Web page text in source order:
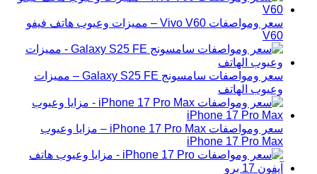
سعر ومواصفات Vivo V60 – مميزات وعيوب هاتف فيفو
V60
سعر ومواصفات سامسونج Galaxy S25 FE – مميزات
وعيوب الهاتف
سعر ومواصفات iPhone 17 Pro Max – مزايا وعيوب
iPhone 17 Pro Max